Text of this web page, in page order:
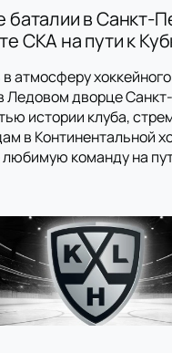
баталии в Санкт-
СКА на пути к
атмосферу
Ледовом дворце
истории клуба,
в Континентальной
команду на